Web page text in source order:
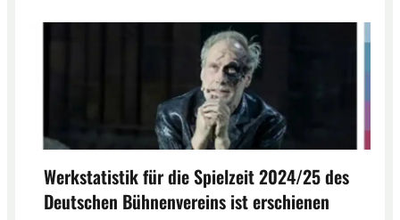
Werkstatistik für die Spielzeit 2024/25 des
Deutschen Bühnenvereins ist erschienen